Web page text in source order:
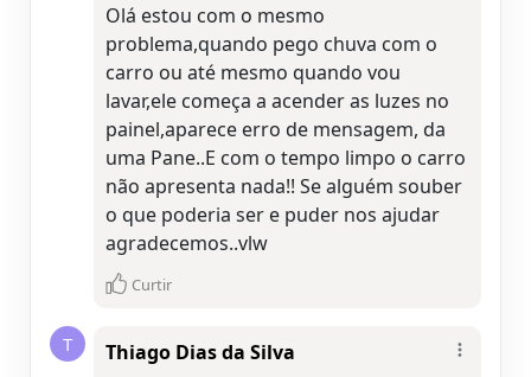
Olá estou com o mesmo
problema,quando pego chuva com o
carro ou até mesmo quando vou
lavar,ele começa a acender as luzes no
painel,aparece erro de mensagem, da
uma Pane..E com o tempo limpo o carro
não apresenta nada!! Se alguém souber
o que poderia ser e puder nos ajudar
agradecemos..vlw
Curtir
T
Thiago Dias da Silva